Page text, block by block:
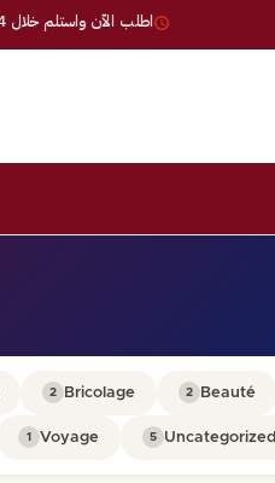
اطلب الآن واستلم خلال 24-72 ساعة
Beauté
2
Bricolage
2
Uncategorized
5
Voyage
1